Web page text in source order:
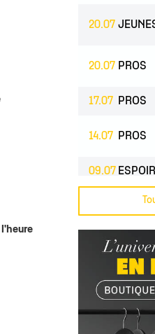
filles
20.07
20.07 PROS
17.07 PROS
14.07 PROS
09.07
CLUB